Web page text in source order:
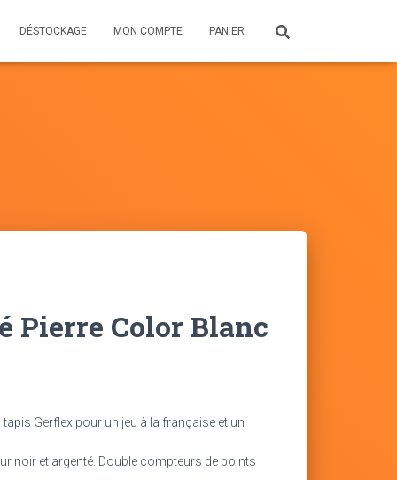
DÉSTOCKAGE MON COMPTE PANIER
Pierre Color Blanc
tapis Gerflex pour un jeu à la française et un
noir et argenté. Double compteurs de points